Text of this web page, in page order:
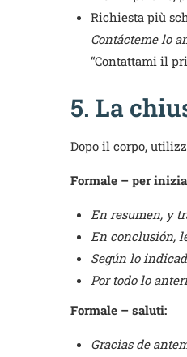
Richiesta più
Contácteme lo
“Contattami il
5. La
Dopo il corpo,
Formale – per
En resumen, y
En conclusión,
Según lo
Por todo lo
Formale – saluti:
Gracias de